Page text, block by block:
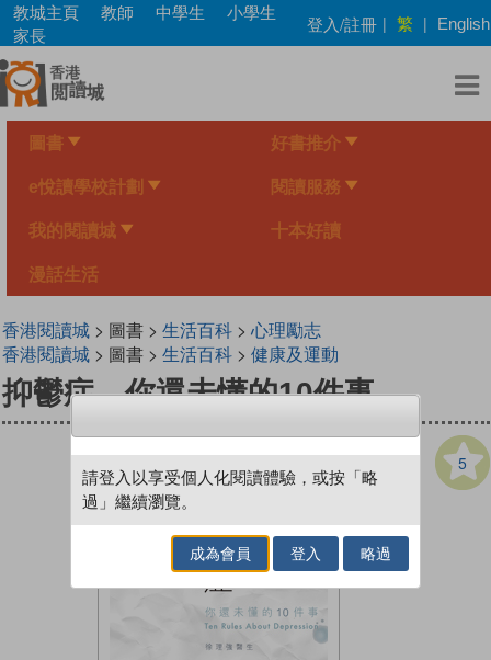
Skip
main
content
教城主頁 教師 中學生
小學生
家長
登入/註冊 | 繁 | English
圖書 好書推介
e悅讀學校計劃 閱讀服務
我的閱讀城 十本好讀
漫話生活
香港閱讀城> 圖書 > 生活百科> 心理勵志
香港閱讀城> 圖書 > 生活百科> 健康及運動
抑鬱症，你還未懂的10件事
5
請登入以享受個人化閱讀體驗，或按「略
過」繼續瀏覽。
成為會員 登入 略過